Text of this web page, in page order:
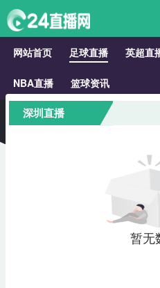
网站首页 足球直播 英超直
NBA直播 篮球资讯
深圳直播
暂无